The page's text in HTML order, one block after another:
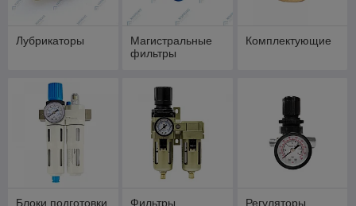
Лубрикаторы
Магистральные
фильтры
Комплектующие
Блоки подготовки
Фильтры
Регуляторы